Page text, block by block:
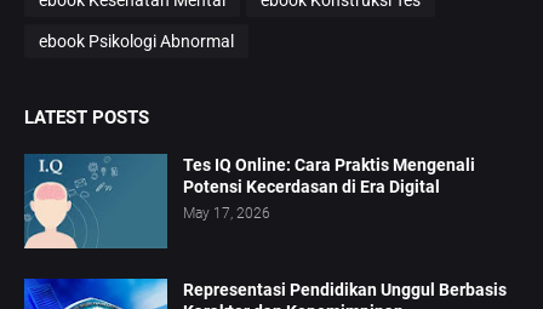
ebook Psikologi Abnormal
LATEST POSTS
Tes IQ Online: Cara Praktis Mengenali
Potensi Kecerdasan di Era Digital
May 17, 2026
Representasi Pendidikan Unggul Berbasis